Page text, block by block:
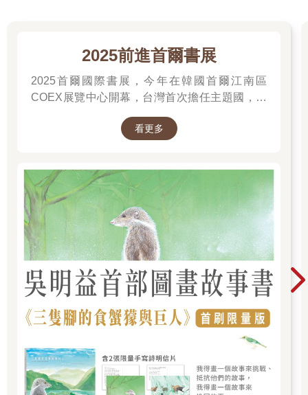
2025前進首爾書展
2025首爾國際書展，今年在韓國首爾江南區
COEX展覽中心開幕，台灣首次擔任主題國，有
二十多位跨領域台灣作家前往參展，一起來回顧
他們的作品，並共享參展喜悅。
看更多